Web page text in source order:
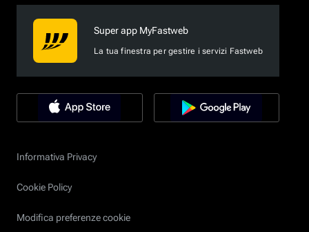
Super app MyFastweb
La tua finestra per gestire i servizi Fastweb
Informativa Privacy
Cookie Policy
Modifica preferenze cookie